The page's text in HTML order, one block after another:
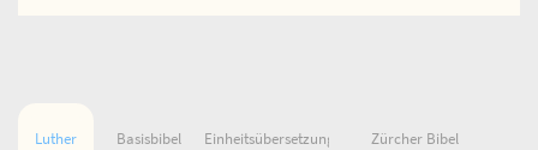
Luther Basisbibel Einheitsübersetzung Zürcher Bibel